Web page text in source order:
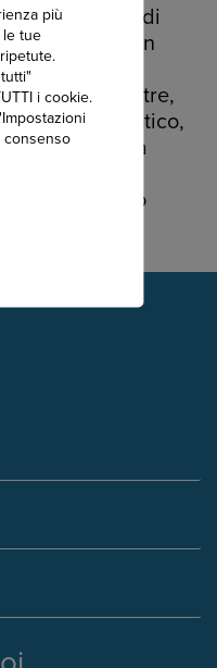
i materiali di
acquistati con
stesso
le nostre pietre,
pregio estetico,
tempo. Dalla
nelle mani
con un ottimo
più
tue
i cookie.